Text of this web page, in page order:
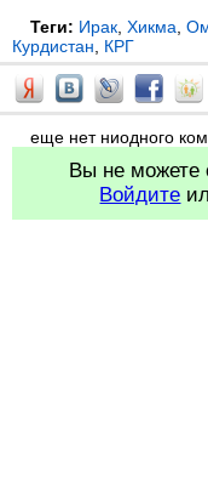
Теги: Ирак Хикма
Курдистан
КРГ
еще нет ниодного
Вы не можете
Войдите